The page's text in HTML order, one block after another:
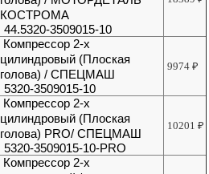
КОСТРОМА
44.5320-3509015-10
Компрессор 2-х
цилиндровый (Плоская
голова) / СПЕЦМАШ
5320-3509015-10
9974₽
Компрессор 2-х
цилиндровый (Плоская
голова) PRO/ СПЕЦМАШ
5320-3509015-10-PRO
10201₽
Компрессор 2-х